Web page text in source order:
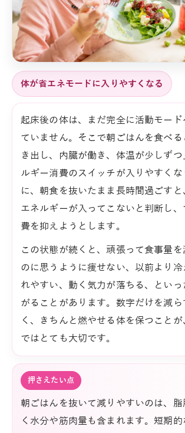
体が省エネモードに入りやすくなる
起床後の体は、まだ完全に活動モード
ていません。そこで朝ごはんを食べ
き出し、内臓が働き、体温が少しず
ルギー消費のスイッチが入りやすく
に、朝食を抜いたまま長時間過ごすと
エネルギーが入ってこないと判断し
費を抑えようとします。
この状態が続くと、頑張って食事量を
のに思うように痩せない、以前より
れやすい、動く気力が落ちる、とい
がることがあります。数字だけを減ら
く、きちんと燃やせる体を保つことが
ではとても大切です。
押さえたい点
朝ごはんを抜いて減りやすいのは、
く水分や筋肉量も含まれます。短期